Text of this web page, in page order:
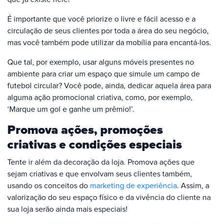
É importante que você priorize o livre e fácil acesso e a
circulação de seus clientes por toda a área do seu negócio,
mas você também pode utilizar da mobília para encantá-los.
Que tal, por exemplo, usar alguns móveis presentes no
ambiente para criar um espaço que simule um campo de
futebol circular? Você pode, ainda, dedicar aquela área para
alguma ação promocional criativa, como, por exemplo,
‘Marque um gol e ganhe um prêmio!’.
Promova ações, promoções
criativas e condições especiais
Tente ir além da decoração da loja. Promova ações que
sejam criativas e que envolvam seus clientes também,
usando os conceitos do marketing de experiência. Assim, a
valorização do seu espaço físico e da vivência do cliente na
sua loja serão ainda mais especiais!